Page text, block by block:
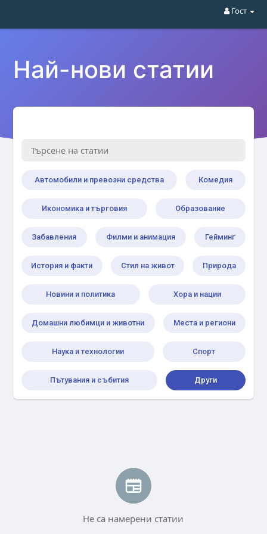
Гост
Най-нови статии
Автомобили и превозни средства Комедия
Икономика и търговия Образование
Забавления Филми и анимация Гейминг
История и факти Стил на живот Природа
Новини и политика Хора и нации
Домашни любимци и животни Места и региони
Наука и технологии Спорт
Пътувания и събития Други
Не са намерени статии